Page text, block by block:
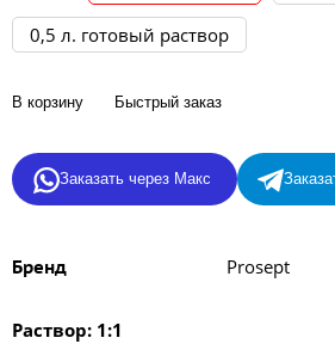
0,5 л. готовый раствор
В корзину Быстрый заказ
Заказать через Макс
Бренд Prosept
Раствор: 1:1